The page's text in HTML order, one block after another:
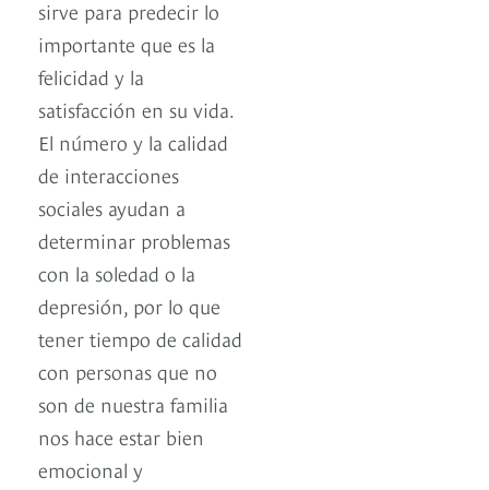
sirve para predecir lo
importante que es la
felicidad y la
satisfacción en su vida.
El número y la calidad
de interacciones
sociales ayudan a
determinar problemas
con la soledad o la
depresión, por lo que
tener tiempo de calidad
con personas que no
son de nuestra familia
nos hace estar bien
emocional y